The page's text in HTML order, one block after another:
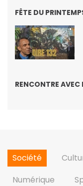
FÊTE DU
RENCONTRE AVEC
Société
Numérique